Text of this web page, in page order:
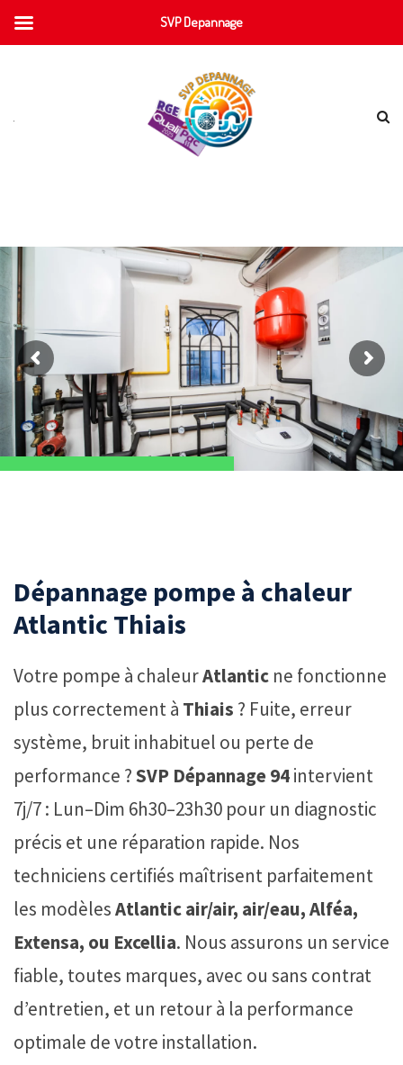
Dépannage pompe à chaleur
Atlantic Thiais
Votre pompe à chaleurAtlantic ne fonctionne
plus correctement à Thiais ? Fuite, erreur
système, bruit inhabituel ou perte de
performance ?SVP Dépannage 94intervient
7j/7 : Lun–Dim 6h30–23h30 pour un diagnostic
précis et une réparation rapide. Nos
techniciens certifiés maîtrisent parfaitement
les modèlesAtlantic air/air, air/eau, Alféa,
Extensa, ou Excellia. Nous assurons un service
fiable, toutes marques, avec ou sans contrat
d’entretien, et un retour à la performance
optimale de votre installation.
SVP Depannage